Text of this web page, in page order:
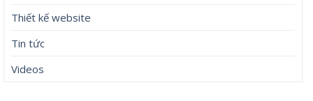
Thiết kế website
Tin tức
Videos